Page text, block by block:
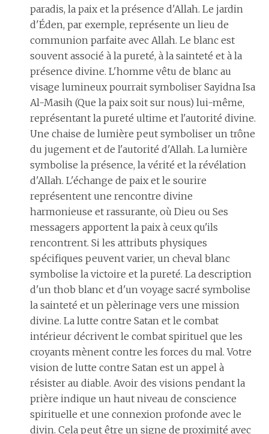
paradis, la paix et la présence d'Allah. Le jardin
d'Éden, par exemple, représente un lieu de
communion parfaite avec Allah. Le blanc est
souvent associé à la pureté, à la sainteté et à la
présence divine. L'homme vêtu de blanc au
visage lumineux pourrait symboliser Sayidna Isa
Al-Masih (Que la paix soit sur nous) lui-même,
représentant la pureté ultime et l'autorité divine.
Une chaise de lumière peut symboliser un trône
du jugement et de l'autorité d'Allah. La lumière
symbolise la présence, la vérité et la révélation
d'Allah. L'échange de paix et le sourire
représentent une rencontre divine
harmonieuse et rassurante, où Dieu ou Ses
messagers apportent la paix à ceux qu'ils
rencontrent. Si les attributs physiques
spécifiques peuvent varier, un cheval blanc
symbolise la victoire et la pureté. La description
d'un thob blanc et d'un voyage sacré symbolise
la sainteté et un pèlerinage vers une mission
divine. La lutte contre Satan et le combat
intérieur décrivent le combat spirituel que les
croyants mènent contre les forces du mal. Votre
vision de lutte contre Satan est un appel à
résister au diable. Avoir des visions pendant la
prière indique un haut niveau de conscience
spirituelle et une connexion profonde avec le
divin. Cela peut être un signe de proximité avec